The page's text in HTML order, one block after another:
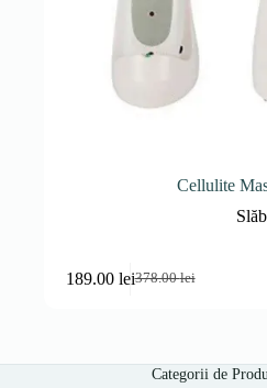
Cellulite
378.00lei
Prețul
378.00 lei.
189.00 leiPrețul
Categorii de